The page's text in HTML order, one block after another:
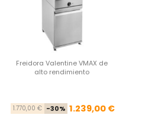
Freidora Valentine VMAX de
alto rendimiento
Precio base
1.770,00 € -30% Precio
1.239,00 €